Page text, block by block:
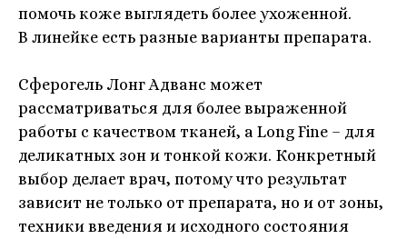
помочь коже выглядеть более ухоженной.
В линейке есть разные варианты препарата.
Сферогель Лонг Адванс может
рассматриваться для более выраженной
работы с качеством тканей, а Long Fine – для
деликатных зон и тонкой кожи. Конкретный
выбор делает врач, потому что результат
зависит не только от препарата, но и от зоны,
техники введения и исходного состояния